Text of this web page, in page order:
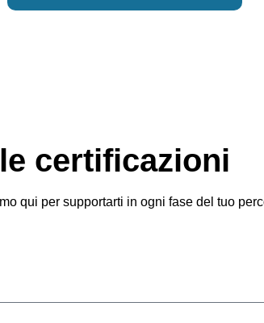
certificazioni
qui per supportarti in ogni fase del tuo